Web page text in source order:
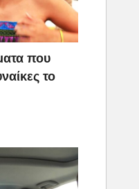
που
το